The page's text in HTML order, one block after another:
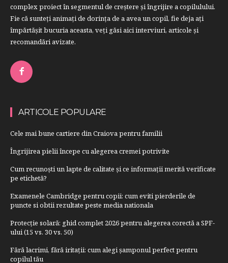
complex proiect în segmentul de creştere şi îngrijire a copilulului.
Fie că sunteţi animaţi de dorinţa de a avea un copil, fie deja aţi
împărtăşit bucuria aceasta, veți găsi aici interviuri, articole şi
recomandări avizate.
ARTICOLE POPULARE
Cele mai bune cartiere din Craiova pentru familii
Îngrijirea pielii începe cu alegerea cremei potrivite
Cum recunoști un lapte de calitate și ce informații merită verificate
pe etichetă?
Examenele Cambridge pentru copii: cum eviti pierderile de
puncte si obtii rezultate peste media nationala
Protecție solară: ghid complet 2026 pentru alegerea corectă a SPF-
ului (15 vs. 30 vs. 50)
Fără lacrimi, fără iritații: cum alegi șamponul perfect pentru
copilul tău